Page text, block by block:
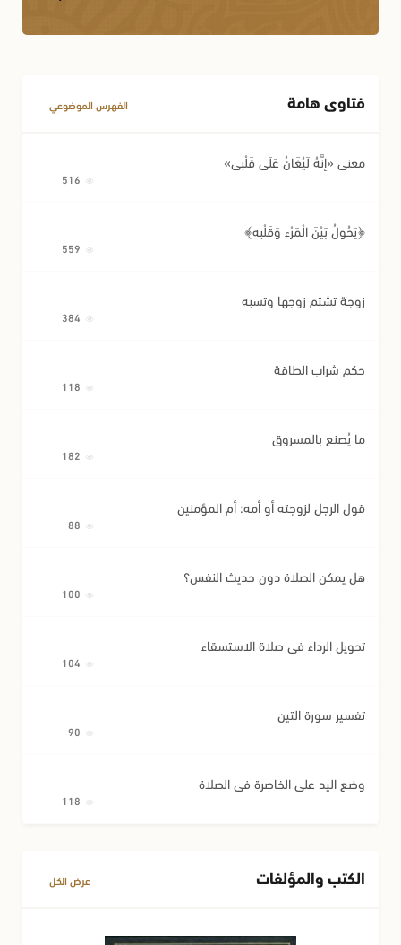
فتاوى هامة الفهرس الموضوعي
معنى «إِنَّهُ لَيُغَانُ عَلَى قَلْبِي»
﴿يَحُولُ بَيْنَ الْمَرْءِ وَقَلْبِهِ﴾
زوجة تشتم زوجها وتسبه
حكم شراب الطاقة
ما يُصنع بالمسروق
قول الرجل لزوجته أو أمه: أم المؤمنين
هل يمكن الصلاة دون حديث النفس؟
تحويل الرداء في صلاة الاستسقاء
تفسير سورة التين
وضع اليد على الخاصرة في الصلاة
الكتب والمؤلفات عرض الكل